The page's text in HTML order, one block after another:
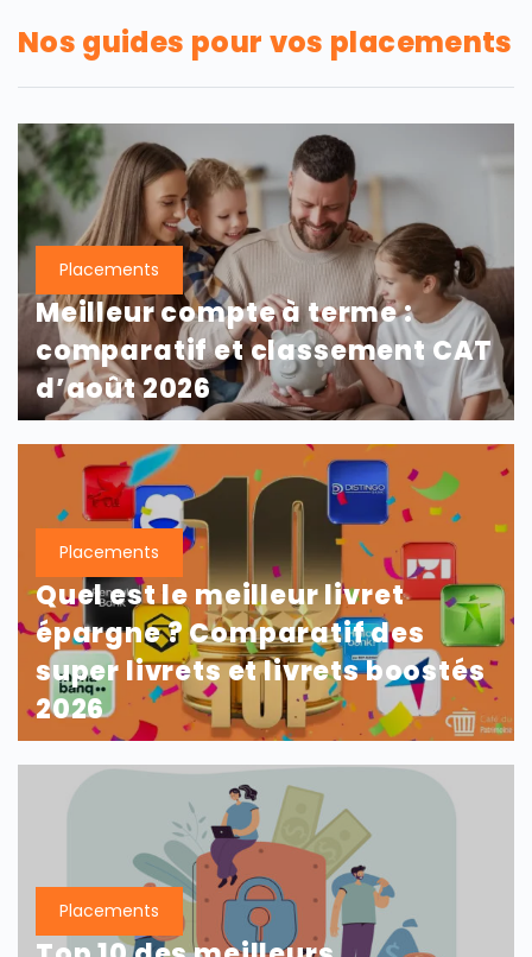
Nos guides pour vos placements
Placements
Meilleur compte à terme :
comparatif et classement CAT
d’août 2026
Placements
Quel est le meilleur livret
épargne ? Comparatif des
super livrets et livrets boostés
2026
Placements